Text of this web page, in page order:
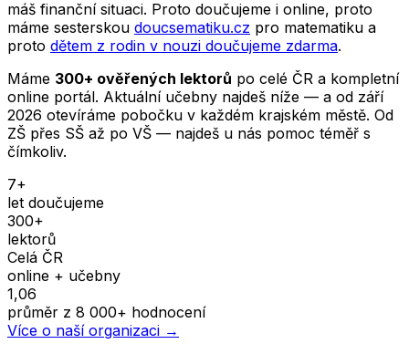
máš finanční situaci. Proto doučujeme i online, proto
máme sesterskou doucsematiku.cz pro matematiku a
proto dětem z rodin v nouzi doučujeme zdarma.
Máme 300+ ověřených lektorů po celé ČR a kompletní
online portál. Aktuální učebny najdeš níže — a od září
2026 otevíráme pobočku v každém krajském městě. Od
ZŠ přes SŠ až po VŠ — najdeš u nás pomoc téměř s
čímkoliv.
7+
let doučujeme
300+
lektorů
Celá ČR
online + učebny
1,06
průměr z 8 000+ hodnocení
Více o naší organizaci →